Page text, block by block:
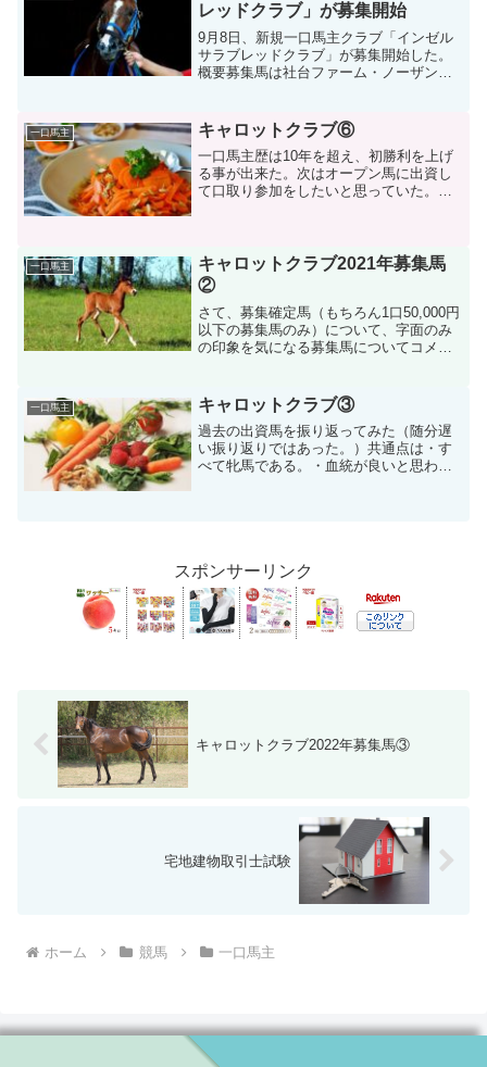
レッドクラブ」が募集開始
9月8日、新規一口馬主クラブ「インゼル
サラブレッドクラブ」が募集開始した。
概要募集馬は社台ファーム・ノーザンフ
とよばれる10頭程度の出資馬を小口化・
ファンド化して...
一口馬主 キャロットクラブ⑥
一口馬主歴は10年を超え、初勝利を上げ
る事が出来た。次はオープン馬に出資し
て口取り参加をしたいと思っていた。
資当時は牝系にタ...
一口馬主
キャロットクラブ2021年募集馬
②
さて、募集確定馬（もちろん1口50,000円
以下の募集馬のみ）について、字面のみ
の印象を気になる募集馬についてコメン
イニング 募集価格（一口）：50,000
円 コメン...
一口馬主 キャロットクラブ③
過去の出資馬を振り返ってみた（随分遅
い振り返りではあった。）共通点は・す
べて牝馬である。・血統が良いと思われ
スポンサーリンク
キャロットクラブ2022年募集馬③
宅地建物取引士試験
ホーム 競馬 一口馬主